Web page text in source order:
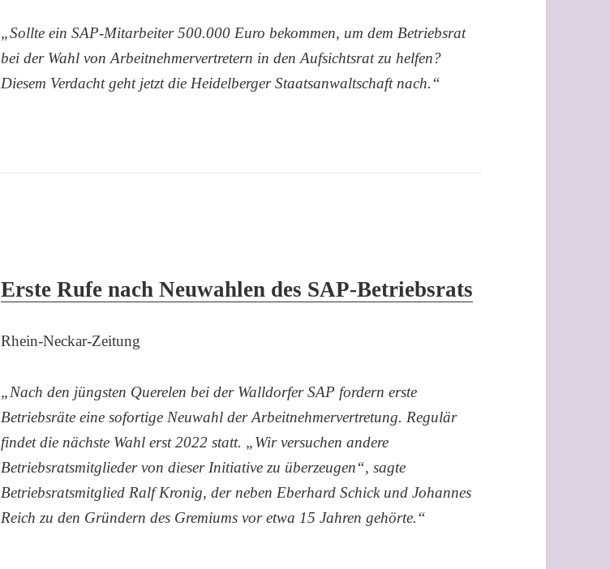
„Sollte ein SAP-Mitarbeiter 500.000 Euro bekommen, um dem Betriebsrat
bei der Wahl von Arbeitnehmervertretern in den Aufsichtsrat zu helfen?
Diesem Verdacht geht jetzt die Heidelberger Staatsanwaltschaft nach.“
Erste Rufe nach Neuwahlen des SAP-Betriebsrats
Rhein-Neckar-Zeitung
„Nach den jüngsten Querelen bei der Walldorfer SAP fordern erste
Betriebsräte eine sofortige Neuwahl der Arbeitnehmervertretung. Regulär
findet die nächste Wahl erst 2022 statt. „Wir versuchen andere
Betriebsratsmitglieder von dieser Initiative zu überzeugen“, sagte
Betriebsratsmitglied Ralf Kronig, der neben Eberhard Schick und Johannes
Reich zu den Gründern des Gremiums vor etwa 15 Jahren gehörte.“